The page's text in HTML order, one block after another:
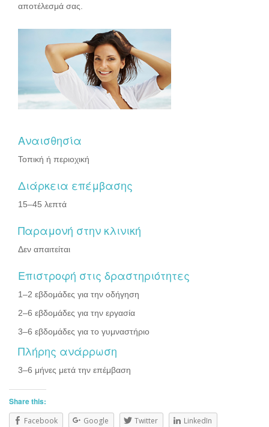
αποτέλεσμά σας.
Αναισθησία
Τοπική ή περιοχική
Διάρκεια επέμβασης
15–45 λεπτά
Παραμονή στην κλινική
Δεν απαιτείται
Επιστροφή στις δραστηριότητες
1–2 εβδομάδες για την οδήγηση
2–6 εβδομάδες για την εργασία
3–6 εβδομάδες για το γυμναστήριο
Πλήρης ανάρρωση
3–6 μήνες μετά την επέμβαση
Share this:
Facebook Google Twitter LinkedIn